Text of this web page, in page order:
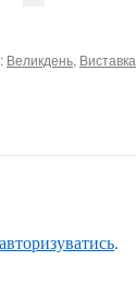
Великдень, Виставка
авторизуватись.